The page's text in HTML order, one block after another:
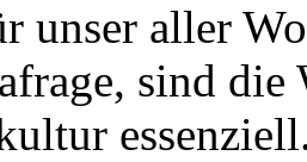
unser aller
sind die